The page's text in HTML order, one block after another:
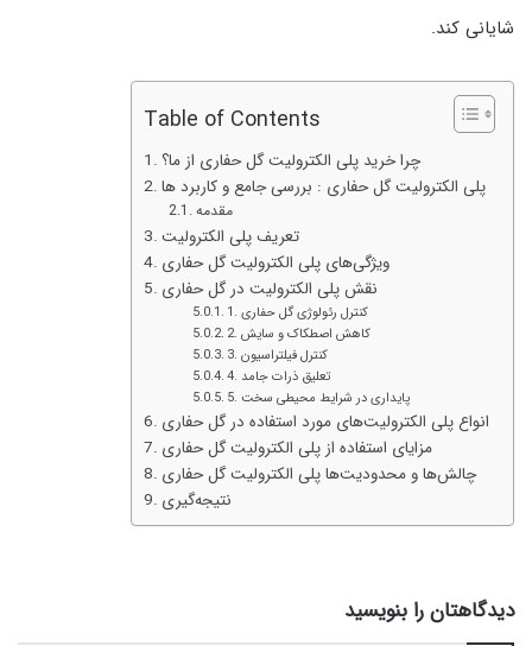
شایانی کند.
Table of Contents
چرا خرید پلی الکترولیت گل حفاری از ما؟
پلی الکترولیت گل حفاری : بررسی جامع و کاربرد ها
مقدمه
تعریف پلی الکترولیت
ویژگی‌های پلی الکترولیت گل حفاری
نقش پلی الکترولیت در گل حفاری
1. کنترل رئولوژی گل حفاری
2. کاهش اصطکاک و سایش
3. کنترل فیلتراسیون
4. تعلیق ذرات جامد
5. پایداری در شرایط محیطی سخت
انواع پلی الکترولیت‌های مورد استفاده در گل حفاری
مزایای استفاده از پلی الکترولیت گل حفاری
چالش‌ها و محدودیت‌ها پلی الکترولیت گل حفاری
نتیجه‌گیری
دیدگاهتان را بنویسید